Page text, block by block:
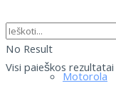
Lenovo
Motorola
No Result
Visi paieškos rezultatai